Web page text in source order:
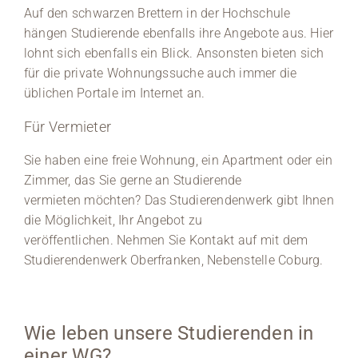
Auf den schwarzen Brettern in der Hochschule
hängen Studierende ebenfalls ihre Angebote aus. Hier
lohnt sich ebenfalls ein Blick. Ansonsten bieten sich
für die private Wohnungssuche auch immer die
üblichen Portale im Internet an.
Für Vermieter
Sie haben eine freie Wohnung, ein Apartment oder ein
Zimmer, das Sie gerne an Studierende
vermieten möchten? Das Studierendenwerk gibt Ihnen
die Möglichkeit, Ihr Angebot zu
veröffentlichen. Nehmen Sie Kontakt auf mit dem
Studierendenwerk Oberfranken, Nebenstelle Coburg.
Wie leben unsere Studierenden in